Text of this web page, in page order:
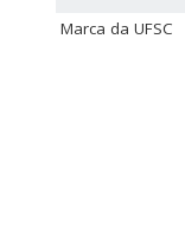
Marca da UFSC